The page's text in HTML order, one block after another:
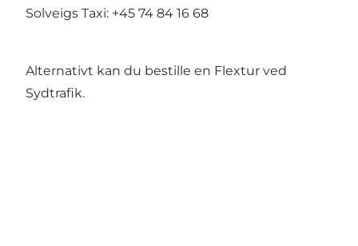
Solveigs Taxi: +45 74 84 16 68
Alternativt kan du bestille en Flextur ved
Sydtrafik.